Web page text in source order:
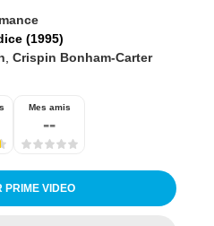
(1995)
Crispin Bonham-Carter
Mes amis
--
PRIME VIDEO